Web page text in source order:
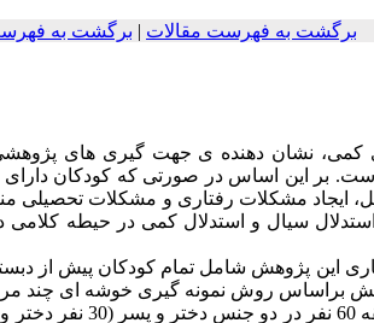
برگشت به فهرست مقالات | برگشت به
نشان دهنده ی جهت گیری های
بر این اساس در صورتی که کودکان
ایجاد مشکلات رفتاری و مشکلات تحصیلی
سیال و استدلال کمی در حیطه کلامی
شهر تهران است. نمونه پژوهش براساس روش نمونه گیری خوشه ای